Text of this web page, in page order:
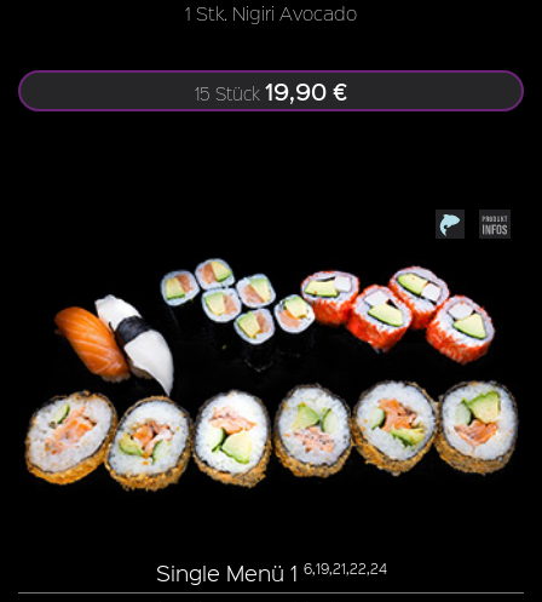
1 Stk. Nigiri Avocado
15 Stück 19,90 €
Single Menü 1 6,19,21,22,24